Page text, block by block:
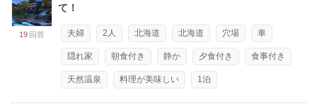
19 回答
て！
夫婦 2人 北海道 北海道 穴場 車
隠れ家 朝食付き 静か 夕食付き 食事付き
天然温泉 料理が美味しい 1泊